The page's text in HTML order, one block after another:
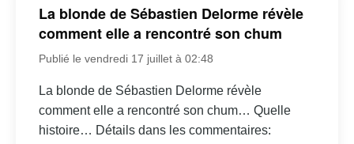
La blonde de Sébastien Delorme révèle
comment elle a rencontré son chum
Publié le vendredi 17 juillet à 02:48
La blonde de Sébastien Delorme révèle
comment elle a rencontré son chum… Quelle
histoire… Détails dans les commentaires: